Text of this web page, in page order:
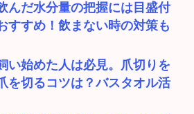
んだ水分量の把握には目盛付
すすめ！飲まない時の対策も
い始めた人は必見。爪切りを
を切るコツは？バスタオル活